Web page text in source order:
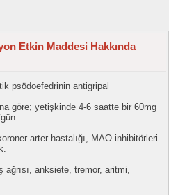
Etkin Maddesi Hakkında
psödoefedrinin antigripal
göre; yetişkinde 4-6 saatte bir 60mg
arter hastalığı, MAO inhibitörleri
ağrısı, anksiete, tremor, aritmi,